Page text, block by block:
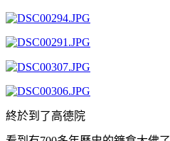
終於到了高德院